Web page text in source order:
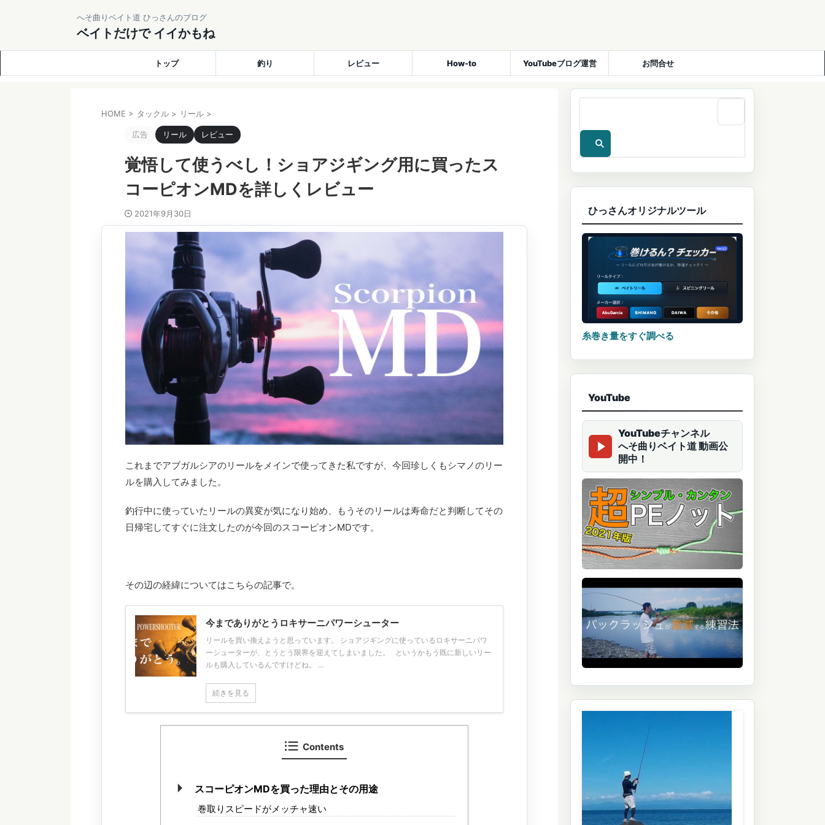
へそ曲りベイト道 ひっさんのブログ
ベイトだけで イイかもね
トップ 釣り レビュー How-to YouTubeブログ運営 お問合せ
HOME > タックル > リール >
広告 リール レビュー
覚悟して使うべし！ショアジギング用に買ったス
コーピオンMDを詳しくレビュー
2021年9月30日
これまでアブガルシアのリールをメインで使ってきた私ですが、今回珍しくもシマノのリー
ルを購入してみました。
釣行中に使っていたリールの異変が気になり始め、もうそのリールは寿命だと判断してその
日帰宅してすぐに注文したのが今回のスコーピオンMDです。
その辺の経緯についてはこちらの記事で。
今までありがとうロキサーニパワーシューター
リールを買い換えようと思っています。 ショアジギングに使っているロキサーニパワ
ーシューターが、とうとう限界を迎えてしまいました。 というかもう既に新しいリー
ルも購入しているんですけどね。 ...
続きを見る
Contents
スコーピオンMDを買った理由とその用途
巻取りスピードがメッチャ速い
ひっさんオリジナルツール
糸巻き量をすぐ調べる
YouTube
YouTubeチャンネル
へそ曲りベイト道 動画公
開中！